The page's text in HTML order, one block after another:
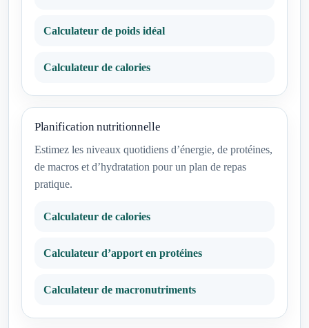
Calculateur de poids idéal
Calculateur de calories
Planification nutritionnelle
Estimez les niveaux quotidiens d’énergie, de protéines,
de macros et d’hydratation pour un plan de repas
pratique.
Calculateur de calories
Calculateur d’apport en protéines
Calculateur de macronutriments